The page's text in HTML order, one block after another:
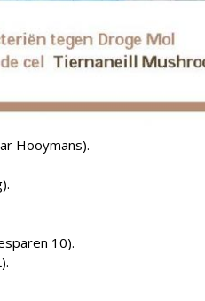
Hooymans).
10).